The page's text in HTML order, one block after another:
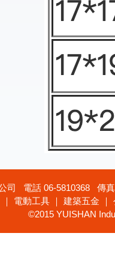
司 電話 06-5810368 傳
電動工具 ｜ 建築五金
©2015 YUISHAN